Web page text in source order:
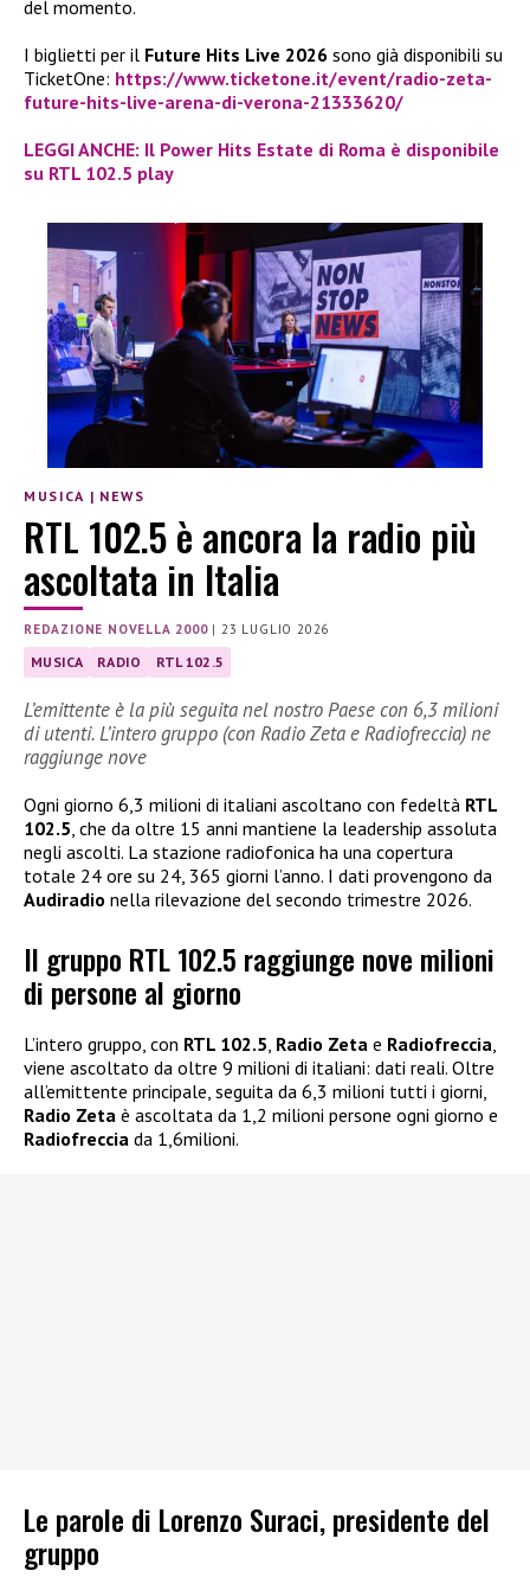
del momento.
I biglietti per il Future Hits Live 2026 sono già disponibili su
TicketOne: https://www.ticketone.it/event/radio-zeta-
future-hits-live-arena-di-verona-21333620/
LEGGI ANCHE: Il Power Hits Estate di Roma è disponibile
su RTL 102.5 play
MUSICA | NEWS
RTL 102.5 è ancora la radio più
ascoltata in Italia
REDAZIONE NOVELLA 2000|23 LUGLIO 2026
MUSICA RADIO RTL 102.5
L’emittente è la più seguita nel nostro Paese con 6,3 milioni
di utenti. L’intero gruppo (con Radio Zeta e Radiofreccia) ne
raggiunge nove
Ogni giorno 6,3 milioni di italiani ascoltano con fedeltà RTL
102.5, che da oltre 15 anni mantiene la leadership assoluta
negli ascolti. La stazione radiofonica ha una copertura
totale 24 ore su 24, 365 giorni l’anno. I dati provengono da
Audiradio nella rilevazione del secondo trimestre 2026.
Il gruppo RTL 102.5 raggiunge nove milioni
di persone al giorno
L’intero gruppo, con RTL 102.5, Radio Zeta e Radiofreccia,
viene ascoltato da oltre 9 milioni di italiani: dati reali. Oltre
all’emittente principale, seguita da 6,3 milioni tutti i giorni,
Radio Zeta è ascoltata da 1,2 milioni persone ogni giorno e
Radiofreccia da 1,6milioni.
Le parole di Lorenzo Suraci, presidente del
gruppo